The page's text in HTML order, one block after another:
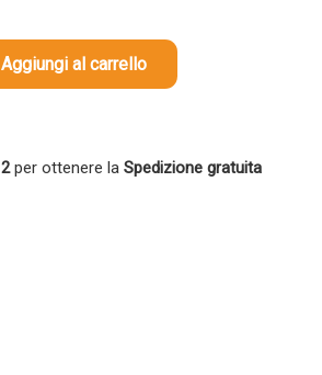
Aggiungi al carrello
2per ottenere la Spedizione gratuita